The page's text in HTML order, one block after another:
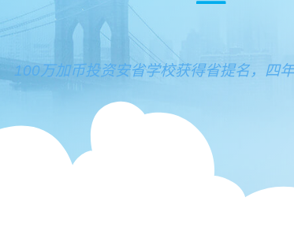
100万加币投资安省学校获得省提名，四